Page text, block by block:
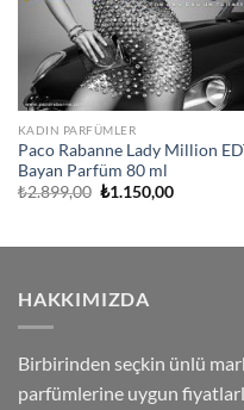
KADIN PARFÜMLER
Paco Rabanne Lady Million
Bayan Parfüm 80 ml
₺2.899,00 Orijinal
₺1.150,00Şu
HAKKIMIZDA
Birbirinden seçkin ünlü
parfümlerine uygun